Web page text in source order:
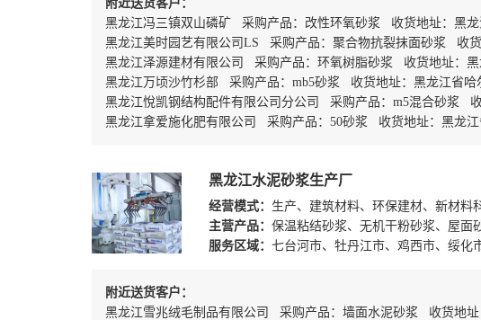
附近送货客户：
黑龙江冯三镇双山磷矿 采购产品：改性环氧砂浆 收货地址：黑龙
黑龙江美时园艺有限公司LS 采购产品：聚合物抗裂抹面砂浆 收
黑龙江泽源建材有限公司 采购产品：环氧树脂砂浆 收货地址：
黑龙江万顷沙竹杉部 采购产品：mb5砂浆 收货地址：黑龙江省哈
黑龙江悅凯钢结构配件有限公司分公司 采购产品：m5混合砂浆
黑龙江拿爱施化肥有限公司 采购产品：50砂浆 收货地址：黑龙江
黑龙江水泥砂浆生产厂
经营模式： 生产、建筑材料、环保建材、新材料
主营产品： 保温粘结砂浆、无机干粉砂浆、屋面
服务区域： 七台河市、牡丹江市、鸡西市、绥化
附近送货客户：
黑龙江雪兆绒毛制品有限公司 采购产品：墙面水泥砂浆 收货地